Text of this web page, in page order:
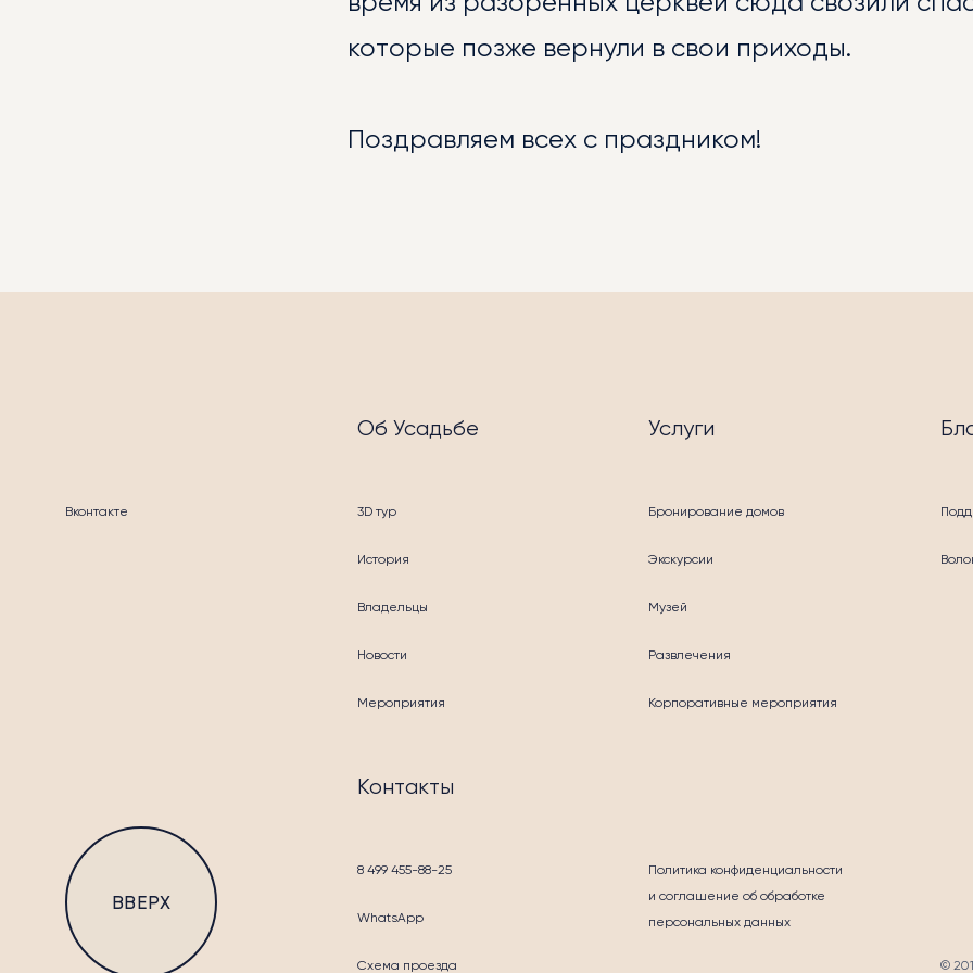
МЕРОПРИЯТИЯ
УСЛУГИ
которые позже вернули в свои приходы.
Поздравляем всех с праздником!
Вконтакте
Об Усадьбе
3D тур
История
Владельцы
Новости
Мероприятия
Услуги
Бронирование домов
Экскурсии
Музей
Развлечения
Корпоративные мероприятия
ВВЕРХ
Контакты
8 499 455-88-25
WhatsApp
Схема проезда
Политика конфиденциальности
и соглашение об обработке
персональных данных
©